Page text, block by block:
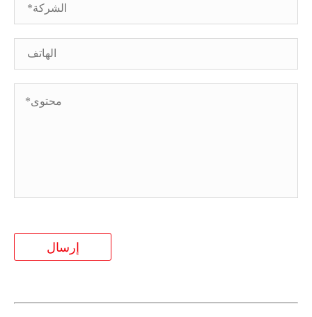
إرسال